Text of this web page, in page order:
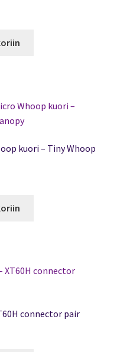
kuori – Tiny Whoop
connector pair